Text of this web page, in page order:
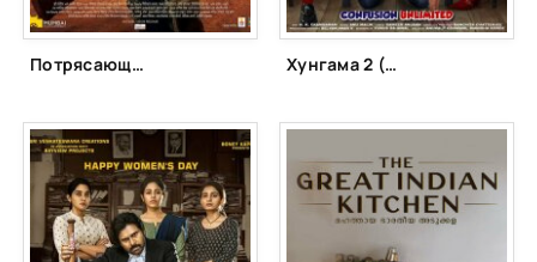
Потрясающий (2014) Хунгама 2 (2021)